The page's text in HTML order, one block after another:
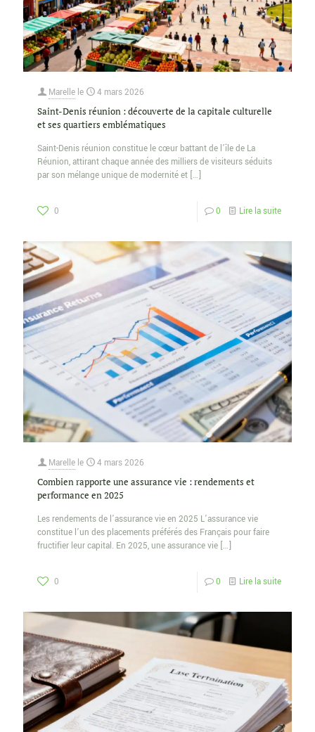
Marelle le 4 mars 2026
Saint-Denis réunion : découverte de la capitale culturelle
et ses quartiers emblématiques
Saint-Denis réunion constitue le cœur battant de l’île de La
Réunion, attirant chaque année des milliers de visiteurs séduits
par son mélange unique de modernité et […]
0 0 Lire la suite
Marelle le 4 mars 2026
Combien rapporte une assurance vie : rendements et
performance en 2025
Les rendements de l’assurance vie en 2025 L’assurance vie
constitue l’un des placements préférés des Français pour faire
fructifier leur capital. En 2025, une assurance vie […]
0 0 Lire la suite